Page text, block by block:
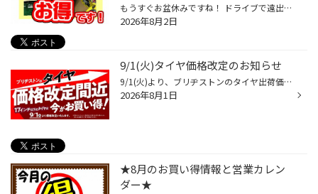
もうすぐお盆休みですね！ ドライブで遠出や帰省の計画を立てている方も多いのではないでしょうか(*'ω'*)？ しかし…楽しい連休中、最も多いトラブルをご存知ですか？ 実は、JAFの救援依頼で圧倒的に多いのが《 バッテリーあがり 》なんです(>_<) こんな方は要注意！ 「最近エンジンのかかりが鈍いか...
2026年8月2日
9/1(火)タイヤ価格改定のお知らせ
9/1(火)より、ブリヂストンのタイヤ出荷価格の改定に伴い、17インチ以下の 国内市販用タイヤ(夏/冬)の価格改定を実施させていただきます。 ※価格改定前の価格での対応については、8/31(月)までの作業実施が対象となっております。 ※商品によって改定率等が異なります。価格改定についてはこちらをご...
2026年8月1日
★8月のお買い得情報と営業カレン
ダー★